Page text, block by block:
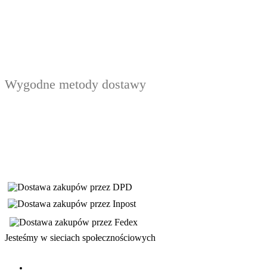
Wygodne metody dostawy
Jesteśmy w sieciach społecznościowych